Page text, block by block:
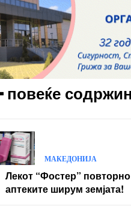
повеќе
МАКЕДОНИЈА
Лекот “Фостер”
аптеките ширум земјата!